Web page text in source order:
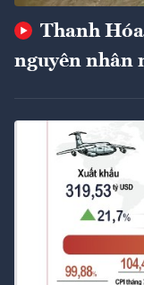
Thanh
nguyên nhân